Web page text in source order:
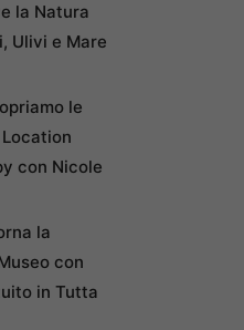
la Natura
Ulivi e Mare
le
con Nicole
la
con
in Tutta